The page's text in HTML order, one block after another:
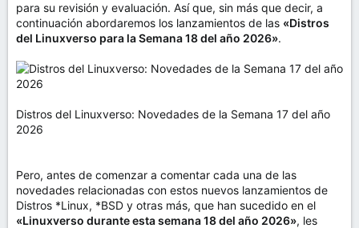
para su revisión y evaluación. Así que, sin más que decir, a
continuación abordaremos los lanzamientos de las «Distros
del Linuxverso para la Semana 18 del año 2026».
Distros del Linuxverso: Novedades de la Semana 17 del año
2026
Pero, antes de comenzar a comentar cada una de las
novedades relacionadas con estos nuevos lanzamientos de
Distros *Linux, *BSD y otras más, que han sucedido en el
«Linuxverso durante esta semana 18 del año 2026», les